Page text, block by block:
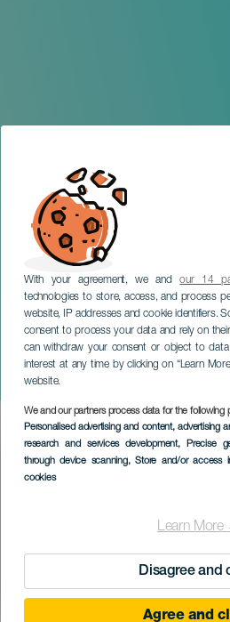
With your agreement, we andour 14
technologies to store, access, and process
website, IP addresses and cookie identifiers.
consent to process your data and rely on
can withdraw your consent or object to
interest at any time by clicking on “Learn
website.
We and our partners process data for the following
Personalised advertising and content, advertising
research and services development, Precise
through device scanning, Store and/or access
cookies
Learn More
Disagree and
Agree and
La Palman
LA PALMA
Imagen
Listado